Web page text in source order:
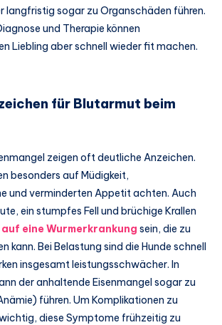
langfristig sogar zu Organschäden führen.
und Therapie können
Liebling aber schnell wieder fit machen.
für Blutarmut beim
zeigen oft deutliche Anzeichen.
besonders auf Müdigkeit,
und verminderten Appetit achten. Auch
ein stumpfes Fell und brüchige Krallen
auf eine Wurmerkrankung sein, die zu
kann. Bei Belastung sind die Hunde schnell
insgesamt leistungsschwächer. In
der anhaltende Eisenmangel sogar zu
führen. Um Komplikationen zu
diese Symptome frühzeitig zu